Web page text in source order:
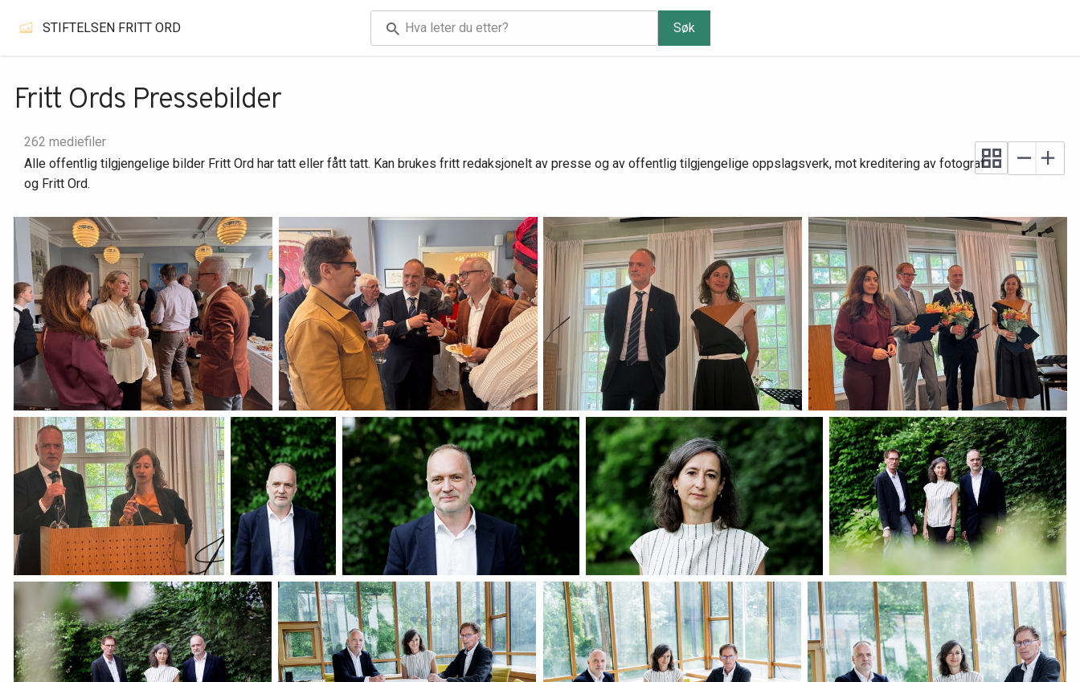
STIFTELSEN FRITT ORD Søk
Fritt Ords Pressebilder
262 mediefiler
Alle offentlig tilgjengelige bilder Fritt Ord har tatt eller fått tatt. Kan brukes fritt redaksjonelt av presse og av offentlig tilgjengelige oppslagsverk, mot kreditering av fotograf
og Fritt Ord.